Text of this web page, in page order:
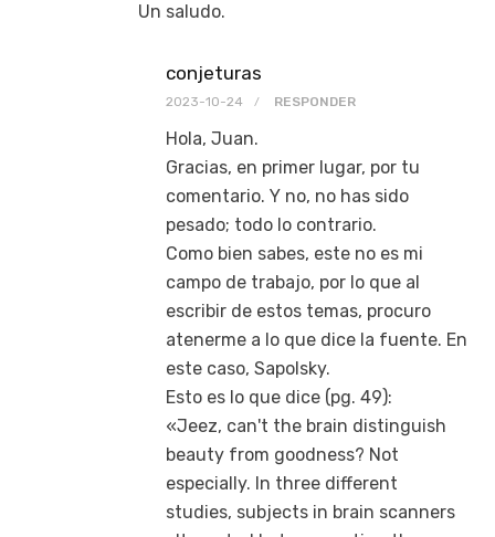
Un saludo.
conjeturas
2023-10-24 RESPONDER
Hola, Juan.
Gracias, en primer lugar, por tu
comentario. Y no, no has sido
pesado; todo lo contrario.
Como bien sabes, este no es mi
campo de trabajo, por lo que al
escribir de estos temas, procuro
atenerme a lo que dice la fuente. En
este caso, Sapolsky.
Esto es lo que dice (pg. 49):
«Jeez, can't the brain distinguish
beauty from goodness? Not
especially. In three different
studies, subjects in brain scanners